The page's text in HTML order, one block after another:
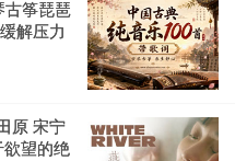
古筝琵琶
解压力
原 宋宁
欲望的绝